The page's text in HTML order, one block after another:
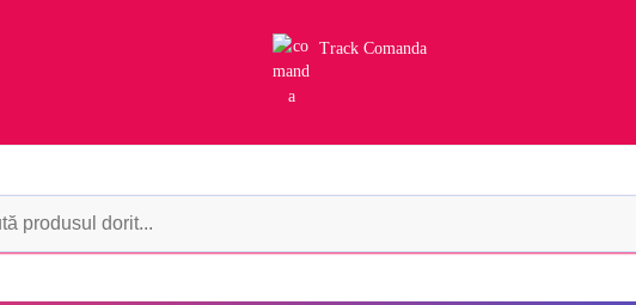
Track Comanda